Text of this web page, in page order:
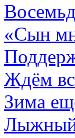
«Сын
Ждём
Зима
Лыжный